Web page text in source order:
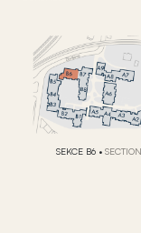
SEKCE B6 •